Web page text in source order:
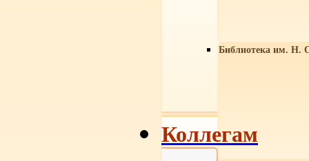
Библиотека им. Н.
Коллегам